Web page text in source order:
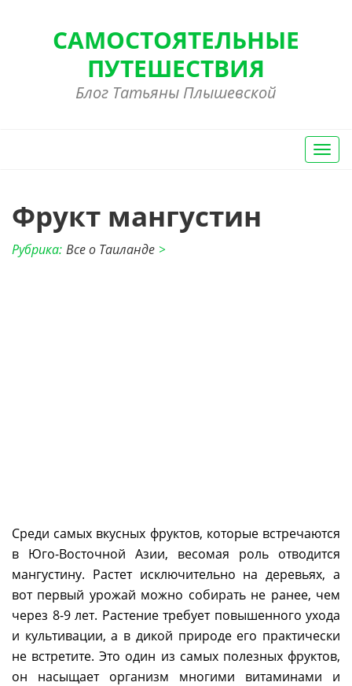
САМОСТОЯТЕЛЬНЫЕ
ПУТЕШЕСТВИЯ
Блог Татьяны Плышевской
Вкл/
Фрукт мангустин
>
Рубрика: Все о Таиланде
Среди самых вкусных фруктов, которые встречаются
в Юго-Восточной Азии, весомая роль отводится
мангустину. Растет исключительно на деревьях, а
вот первый урожай можно собирать не ранее, чем
через 8-9 лет. Растение требует повышенного ухода
и культивации, а в дикой природе его практически
не встретите. Это один из самых полезных фруктов,
он насыщает организм многими витаминами и